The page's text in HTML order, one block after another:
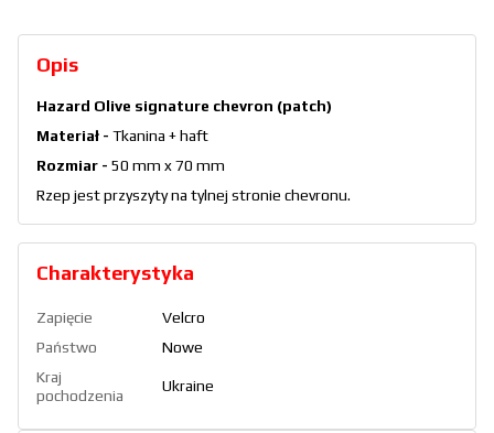
Opis
Hazard Olive signature chevron (patch)
Materiał - Tkanina + haft
Rozmiar - 50 mm x 70 mm
Rzep jest przyszyty na tylnej stronie chevronu.
Charakterystyka
Zapięcie
Velcro
Państwo
Nowe
Kraj
pochodzenia
Ukraine